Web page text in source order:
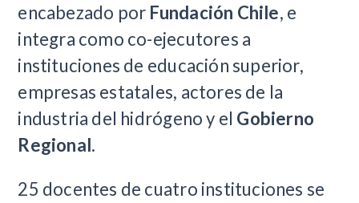
encabezado por Fundación Chile, e
integra como co-ejecutores a
instituciones de educación superior,
empresas estatales, actores de la
industria del hidrógeno y el Gobierno
Regional.
25 docentes de cuatro instituciones se